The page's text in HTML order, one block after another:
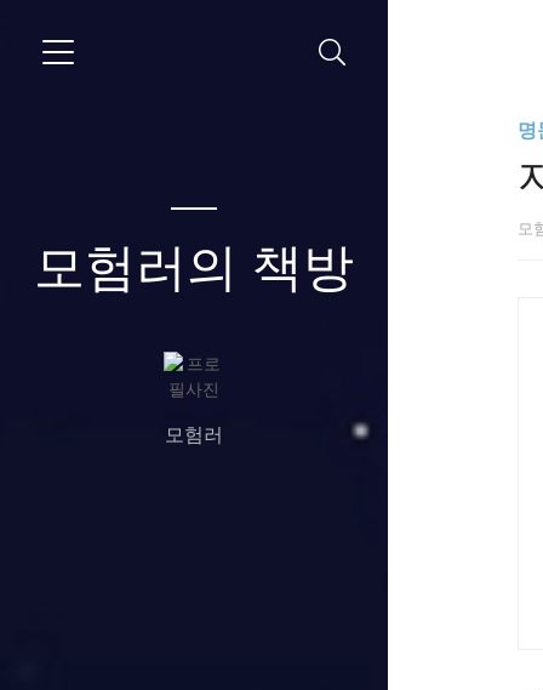
모험러의 책방
모험러
명
모